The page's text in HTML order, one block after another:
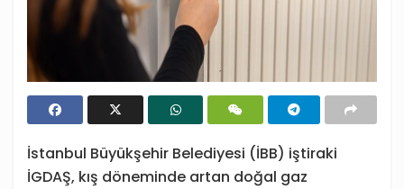
İstanbul Büyükşehir Belediyesi (İBB) iştiraki
İGDAŞ, kış döneminde artan doğal gaz